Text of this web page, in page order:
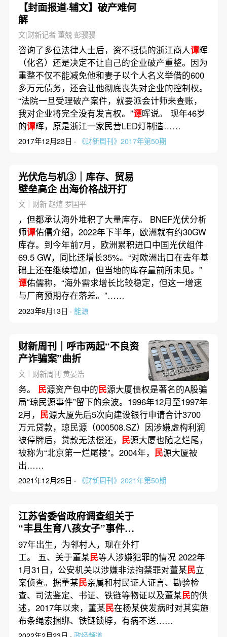
【封面报道·辅文】破产难何
解
文|财新记者 董兢 彭骎骎
咨询了多位法律人士后，资不抵债的浙江商人谭晖
（化名）还是决定不让自己的企业破产重整。因为
重整不仅不能减免他和妻子以个人名义举借的600
多万元债务，还会让他彻底丧失对企业的控制权。
“法院一旦受理破产案件，就要派会计师来查账，
我对企业将完全没有发言权。”谭晖说。 现年46岁
的谭晖，原是浙江一家民营LED灯制造……
2017年12月23日 · 《财新周刊》2017年第50期
光伏危与机③｜库存、贸易
壁垒高企 出海价格战开打
文｜财新 赵煊 罗国平
，但都承认海外堆积了大量库存。 BNEF光伏分析
师谭佑儒介绍，2022年下半年，欧洲就有约30GW
库存。到今年前7月，欧洲累积进口中国光伏组件
69.5 GW，同比还增长35%。“对欧洲出口在去年基
础上还在继续增加，但当地的库存量前所未见。”
谭佑儒称，“海外需求增长比较稳定，但这一增速
与厂商预期存在落差。”……
2023年9月13日 · 能源
财新周刊｜呼市两起“不良资
产诈骗案”曲折
文｜财新周刊 黄晏浩
务。 民源资产包中的民源大厦债权是著名的A股骗
局“琼民源事件”留下的余波。1996年12月至1997年
2月， 民源大厦先后5次向建设银行申请合计3700
万元贷款，琼民源（000508.SZ）因涉嫌虚构利润
被停牌后，贷款无法偿还， 民源大厦也随之烂尾，
被称为“北京第一烂尾楼”。2004年， 民源大厦被
出……
2021年12月25日 · 《财新周刊》2021年第50期
江苏省委省政府调查组关于
“丰县生育八孩女子”事件调
查处理情况的通报
97年出生，为邻村人，现在外打
工。 五、关于董某民等人涉嫌犯罪的情况 2022年
1月31日，公安机关以涉嫌非法拘禁罪对董某民立
案侦查。据董某民亲属和村民证人证言、勘验检
查、司法鉴定、书证、铁链等物证以及董某民的供
述，2017年以来，董某民在杨某侠发病时对其实施
布条绳索捆绑、铁链锁脖，有病不送……